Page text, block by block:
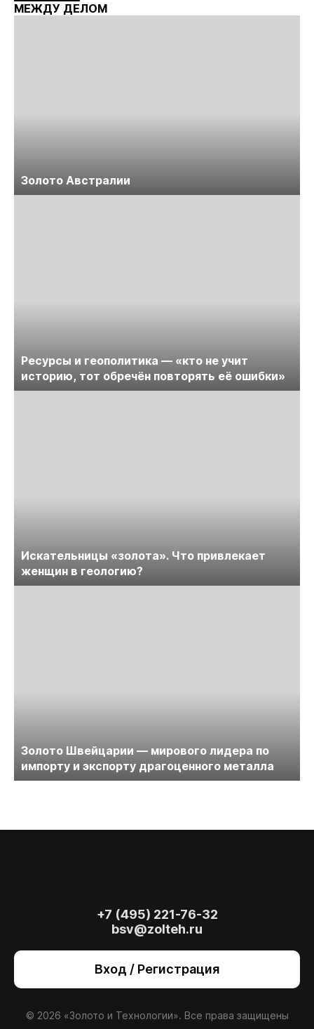
МЕЖДУ ДЕЛОМ
Золото Австралии
Ресурсы и геополитика — «кто не учит
историю, тот обречён повторять её ошибки»
Искательницы «золота». Что привлекает
женщин в геологию?
Золото Швейцарии — мирового лидера по
импорту и экспорту драгоценного металла
+7 (495) 221-76-32
bsv@zolteh.ru
Вход / Регистрация
© 2026 «Золото и Технологии». Все права защищены
также для анализа сайта и улучшения
сайт, вы даете согласиена использование